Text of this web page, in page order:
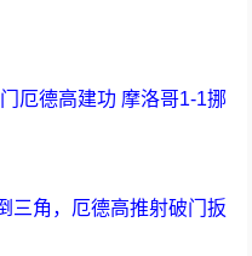
厄德高建功 摩洛哥1-1挪
三角，厄德高推射破门扳